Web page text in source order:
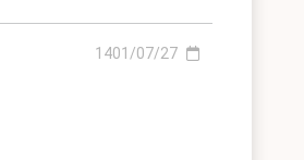
1401/07/27